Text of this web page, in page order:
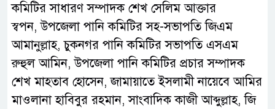
কমিটির সাধারণ সম্পাদক শেখ সেলিম আক্তার
স্বপন, উপজেলা পানি কমিটির সহ-সভাপতি জি‌এম
আমানুল্লাহ, চুকনগর পানি কমিটির সভাপতি এসএম
রুহুল আমিন, উপজেলা পানি কমিটির প্রচার সম্পাদক
শেখ মাহতাব হোসেন, জামায়াতে ইসলামী নায়েবে আমির
মাওলানা হাবিবুর রহমান, সাংবাদিক কাজী আব্দুল্লাহ, জি